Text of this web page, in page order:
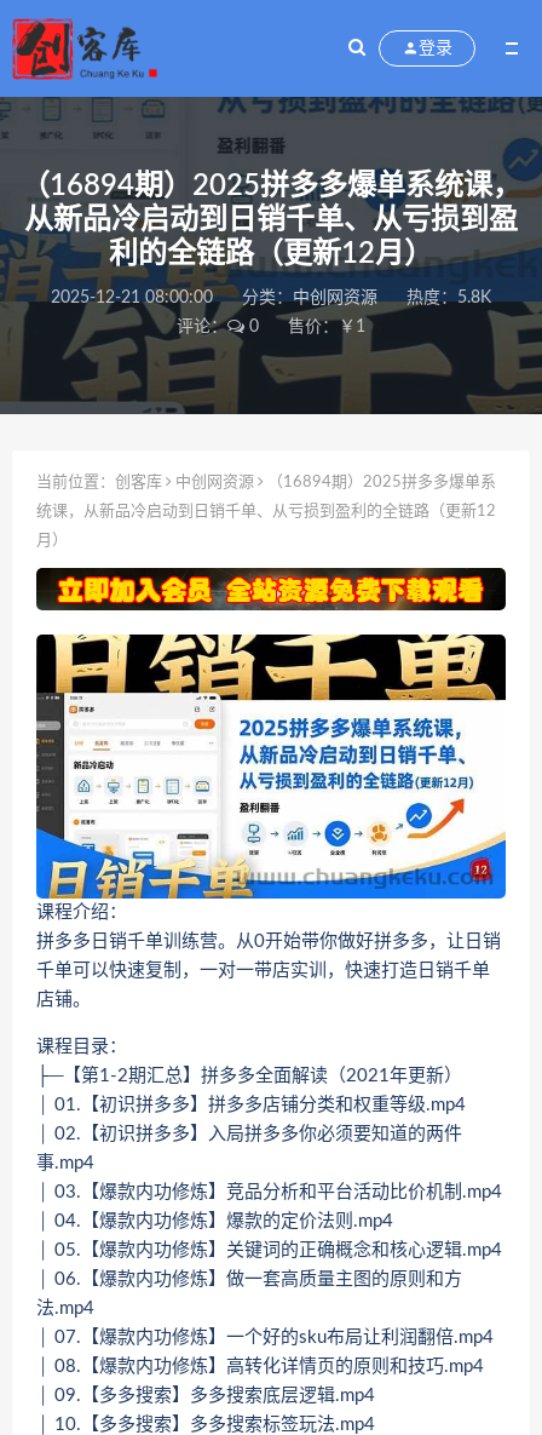
登录
（16894期）2025拼多多爆单系统课，
从新品冷启动到日销千单、从亏损到盈
利的全链路（更新12月）
2025-12-21 08:00:00 分类：中创网资源
热度：5.8K
评论：
0 售价：￥1
当前位置： 创客库 中创网资源
（16894期）2025拼多多爆单系
统课，从新品冷启动到日销千单、从亏损到盈利的全链路（更新12
月）
课程介绍：
拼多多日销千单训练营。从0开始带你做好拼多多，让日销
千单可以快速复制，一对一带店实训，快速打造日销千单
店铺。
课程目录：
├─【第1-2期汇总】拼多多全面解读（2021年更新）
│ 01.【初识拼多多】拼多多店铺分类和权重等级.mp4
│ 02.【初识拼多多】入局拼多多你必须要知道的两件
事.mp4
│ 03.【爆款内功修炼】竞品分析和平台活动比价机制.mp4
│ 04.【爆款内功修炼】爆款的定价法则.mp4
│ 05.【爆款内功修炼】关键词的正确概念和核心逻辑.mp4
│ 06.【爆款内功修炼】做一套高质量主图的原则和方
法.mp4
│ 07.【爆款内功修炼】一个好的sku布局让利润翻倍.mp4
│ 08.【爆款内功修炼】高转化详情页的原则和技巧.mp4
│ 09.【多多搜索】多多搜索底层逻辑.mp4
│ 10.【多多搜索】多多搜索标签玩法.mp4